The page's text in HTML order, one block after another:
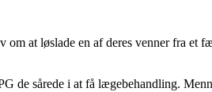
at løslade en af deres venner fra et
de sårede i at få lægebehandling.